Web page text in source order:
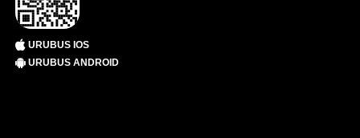
URUBUS IOS
URUBUS ANDROID